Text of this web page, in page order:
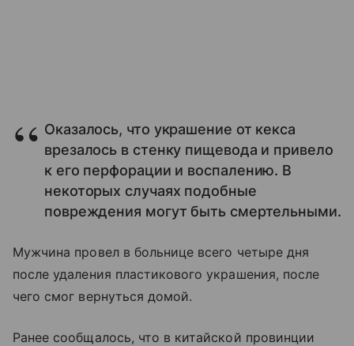
Оказалось, что украшение от кекса
врезалось в стенку пищевода и привело
к его перфорации и воспалению. В
некоторых случаях подобные
повреждения могут быть смертельными.
Мужчина провел в больнице всего четыре дня
после удаления пластикового украшения, после
чего смог вернуться домой.
Ранее сообщалось, что в китайской провинции